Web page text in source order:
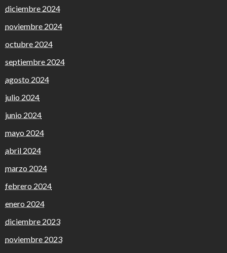
diciembre 2024
noviembre 2024
octubre 2024
septiembre 2024
agosto 2024
julio 2024
junio 2024
mayo 2024
abril 2024
marzo 2024
febrero 2024
enero 2024
diciembre 2023
noviembre 2023